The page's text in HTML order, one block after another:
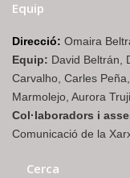
Equip
Direcció: Omaira
Equip: David Beltrán,
Carvalho, Carles
Marmolejo, Aurora
Col·laboradors i
Comunicació de la
Cerca